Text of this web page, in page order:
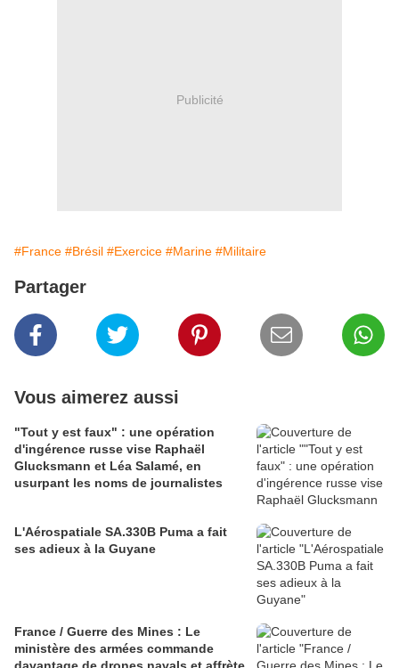
Publicité
#France #Brésil #Exercice #Marine #Militaire
Partager
Vous aimerez aussi
"Tout y est faux" : une opération
d'ingérence russe vise Raphaël
Glucksmann et Léa Salamé, en
usurpant les noms de journalistes
L'Aérospatiale SA.330B Puma a fait
ses adieux à la Guyane
France / Guerre des Mines : Le
ministère des armées commande